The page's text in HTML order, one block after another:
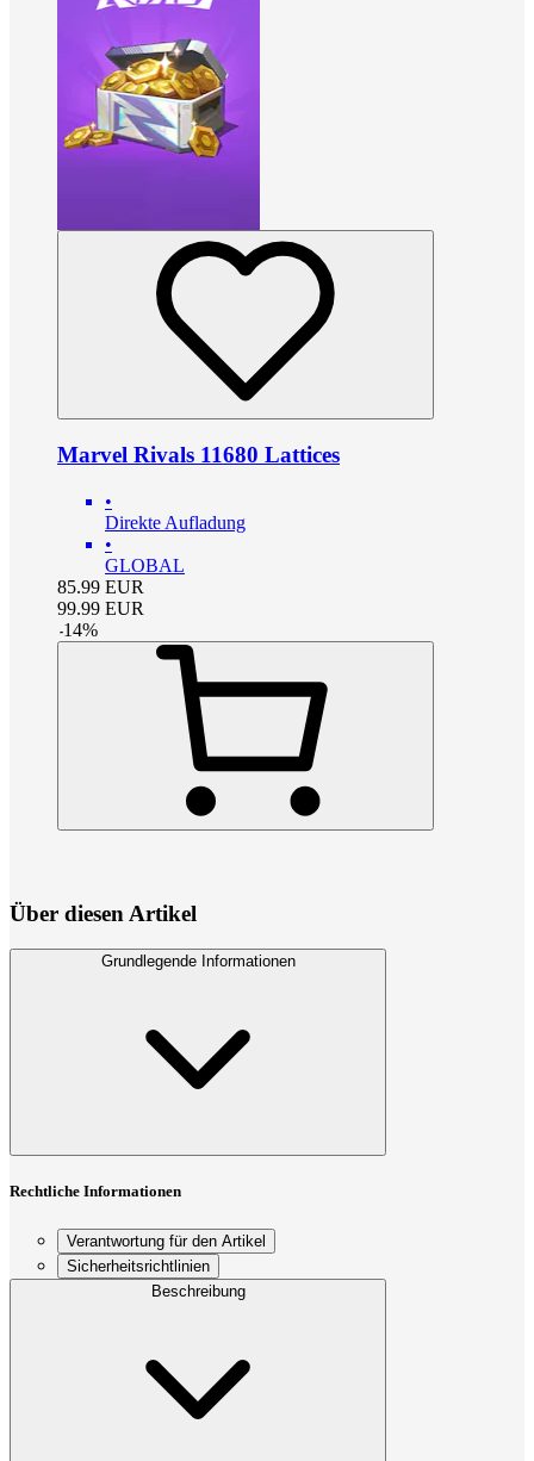
Marvel Rivals 11680 Lattices
•
Direkte Aufladung
•
GLOBAL
85.99 EUR
99.99 EUR
-14%
Über diesen Artikel
Grundlegende Informationen
Rechtliche Informationen
Verantwortung für den Artikel
Sicherheitsrichtlinien
Beschreibung